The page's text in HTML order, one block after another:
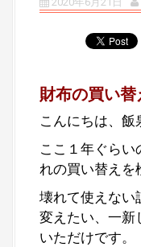
財布の買い
こんにちは、飯
ここ１年ぐらい
れの買い替えを
壊れて使えない
変えたい、一新
いただけです。